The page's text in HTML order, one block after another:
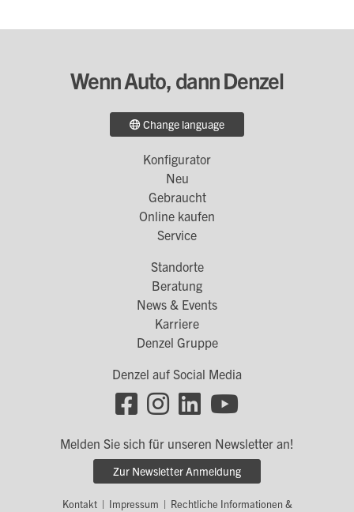
Wenn Auto, dann Denzel
Change language
Konfigurator
Neu
Gebraucht
Online kaufen
Service
Standorte
Beratung
News & Events
Karriere
Denzel Gruppe
Denzel auf Social Media
Social
Links
Melden Sie sich für unseren Newsletter an!
Zur Newsletter Anmeldung
Kontakt| Impressum | Rechtliche Informationen &